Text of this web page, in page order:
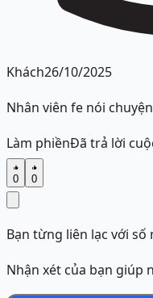
Khách26/10/2025
Nhân viên fe nói
Làm phiềnĐã trả lời
0 0
Bạn từng liên lạc với số
Nhận xét của bạn